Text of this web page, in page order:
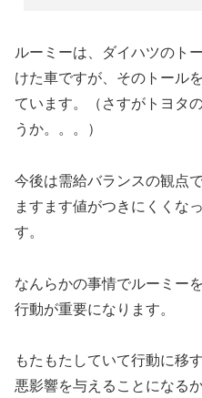
ルーミーは、ダイハツのト
けた車ですが、そのトール
ています。（さすがトヨタ
うか。。。）
今後は需給バランスの観点
ますます値がつきにくくな
す。
なんらかの事情でルーミー
行動が重要になります。
もたもたしていて行動に移
悪影響を与えることになるか